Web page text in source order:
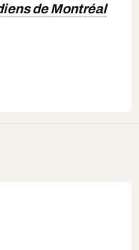
de Montréal